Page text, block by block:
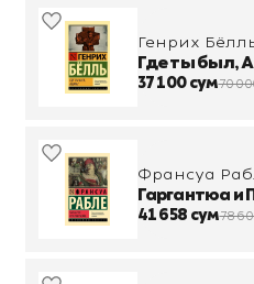
Генрих
Где ты был,
37 100 сум70
Франсуа
Гаргантюа и
41 658 сум78